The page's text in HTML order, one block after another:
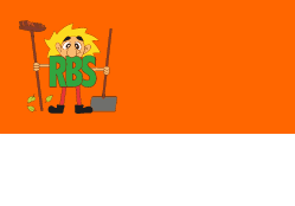
Zum
Inhalt
springen